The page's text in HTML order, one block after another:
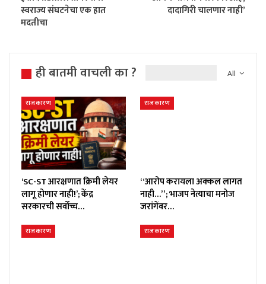
स्वराज्य संघटनेचा एक हात
मदतीचा
दादागिरी चालणार नाही’
All
ही बातमी वाचली का ?
राजकारण
‘SC-ST आरक्षणात क्रिमी लेयर
लागू होणार नाही!’; केंद्र
सरकारची सर्वोच्च…
राजकारण
“आरोप करायला अक्कल लागत
नाही…”; भाजप नेत्याचा मनोज
जरांगेंवर…
राजकारण राजकारण